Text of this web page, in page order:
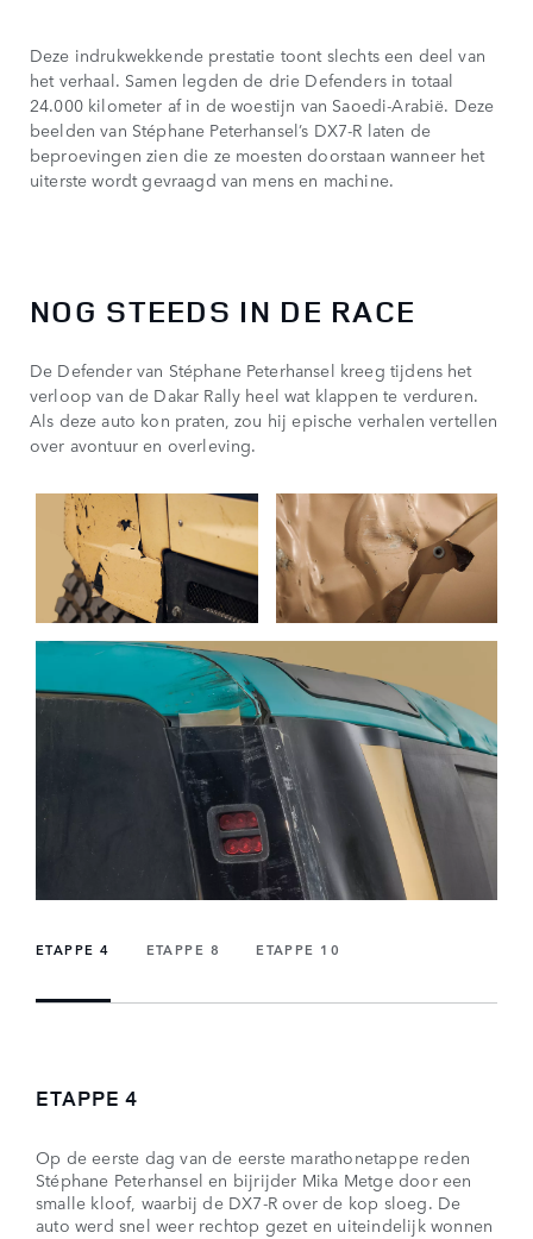
Deze indrukwekkende prestatie toont slechts een deel van
het verhaal. Samen legden de drie Defenders in totaal
24.000 kilometer af in de woestijn van Saoedi-Arabië. Deze
beelden van Stéphane Peterhansel’s DX7-R laten de
beproevingen zien die ze moesten doorstaan wanneer het
uiterste wordt gevraagd van mens en machine.
NOG STEEDS IN DE RACE
De Defender van Stéphane Peterhansel kreeg tijdens het
verloop van de Dakar Rally heel wat klappen te verduren.
Als deze auto kon praten, zou hij epische verhalen vertellen
over avontuur en overleving.
ETAPPE 4 ETAPPE 8 ETAPPE 10
ETAPPE 4
Op de eerste dag van de eerste marathonetappe reden
Stéphane Peterhansel en bijrijder Mika Metge door een
smalle kloof, waarbij de DX7-R over de kop sloeg. De
auto werd snel weer rechtop gezet en uiteindelijk wonnen